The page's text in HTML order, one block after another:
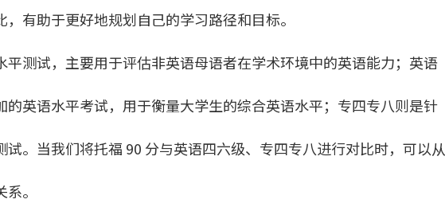
有助于更好地规划自己的学习路径和目标。
测试，主要用于评估非英语母语者在学术环境中的英语能力；英语
的英语水平考试，用于衡量大学生的综合英语水平；专四专八则是针
。当我们将托福 90 分与英语四六级、专四专八进行对比时，可以从
。